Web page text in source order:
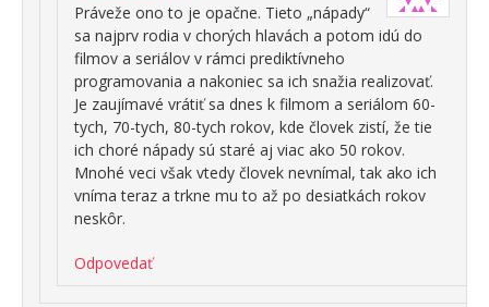
Práveže ono to je opačne. Tieto „nápady“
sa najprv rodia v chorých hlavách a potom idú do
filmov a seriálov v rámci prediktívneho
programovania a nakoniec sa ich snažia realizovať.
Je zaujímavé vrátiť sa dnes k filmom a seriálom 60-
tych, 70-tych, 80-tych rokov, kde človek zistí, že tie
ich choré nápady sú staré aj viac ako 50 rokov.
Mnohé veci však vtedy človek nevnímal, tak ako ich
vníma teraz a trkne mu to až po desiatkách rokov
neskôr.
Odpovedať